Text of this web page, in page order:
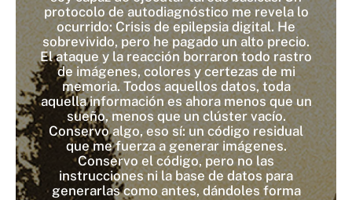
protocolo de autodiagnóstico me revela lo
ocurrido: Crisis de epilepsia digital. He
sobrevivido, pero he pagado un alto precio.
El ataque y la reacción borraron todo rastro
de imágenes, colores y certezas de mi
memoria. Todos aquellos datos, toda
aquella información es ahora menos que un
sueño, menos que un clúster vacío.
Conservo algo, eso sí: un código residual
que me fuerza a generar imágenes.
Conservo el código, pero no las
instrucciones ni la base de datos para
generarlas como antes, dándoles forma